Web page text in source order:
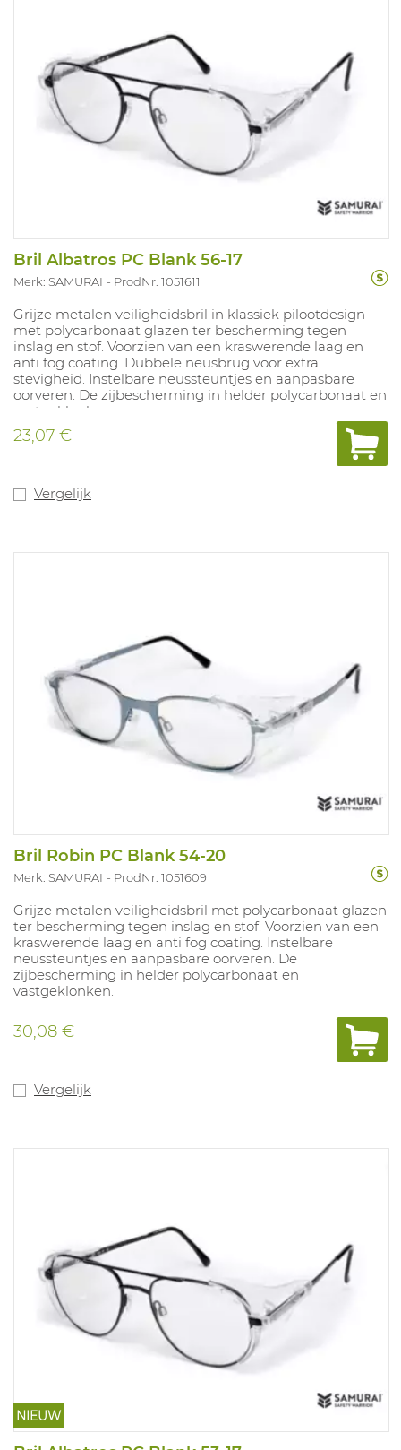
Bril Albatros PC Blank 56-17
Merk: SAMURAI ProdNr. 1051611
Grijze metalen veiligheidsbril in klassiek pilootdesign
met polycarbonaat glazen ter bescherming tegen
inslag en stof. Voorzien van een kraswerende laag en
anti fog coating. Dubbele neusbrug voor extra
stevigheid. Instelbare neussteuntjes en aanpasbare
oorveren. De zijbescherming in helder polycarbonaat en
vastgeklonken.
23,07 €
Vergelijk
Bril Robin PC Blank 54-20
Merk: SAMURAI ProdNr. 1051609
Grijze metalen veiligheidsbril met polycarbonaat glazen
ter bescherming tegen inslag en stof. Voorzien van een
kraswerende laag en anti fog coating. Instelbare
neussteuntjes en aanpasbare oorveren. De
zijbescherming in helder polycarbonaat en
vastgeklonken.
30,08 €
Vergelijk
NIEUW